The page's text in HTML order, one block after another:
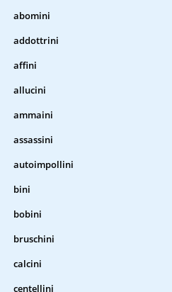
abomini
addottrini
affini
allucini
ammaini
assassini
autoimpollini
bini
bobini
bruschini
calcini
centellini